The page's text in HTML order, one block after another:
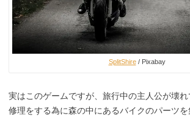
SplitShire/ Pixabay
実はこのゲームですが、旅行中の主人公が壊
修理をする為に森の中にあるバイクのパーツ